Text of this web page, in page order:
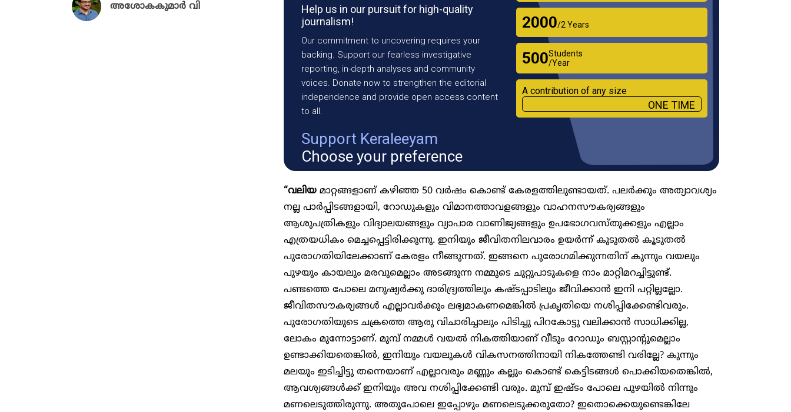
Help us in our pursuit for high-quality
journalism!
Our commitment to uncovering requires your
backing. Support our fearless investigative
reporting, in-depth analyses and community
voices. Donate now to strengthen the editorial
independence and provide open access content
to all.
Support Keraleeyam
Choose your preference
₹2000/2 Years
₹500Students
/Year
A contribution of any size
ONE TIME
“വലിയ മാറ്റങ്ങളാണ് കഴിഞ്ഞ 50 വർഷം കൊണ്ട് കേരളത്തിലുണ്ടായത്. പലർക്കും അത്യാവശ്യം
നല്ല പാർപ്പിടങ്ങളായി, റോഡുകളും വിമാനത്താവളങ്ങളും വാഹനസൗകര്യങ്ങളും
ആശുപത്രികളും വിദ്യാലയങ്ങളും വ്യാപാര വാണിജ്യങ്ങളും ഉപഭോ​ഗവസ്തുക്കളും എല്ലാം
എത്രയധികം മെച്ചപ്പെട്ടിരിക്കുന്നു. ഇനിയും ജീവിതനിലവാരം ഉയർന്ന് കുടുതൽ കൂടുതൽ
പുരോഗതിയിലേക്കാണ് കേരളം നീങ്ങുന്നത്. ഇങ്ങനെ പുരോ​ഗമിക്കുന്നതിന് കുന്നും വയലും
പുഴയും കായലും മരവുമെല്ലാം അ‍ടങ്ങുന്ന നമ്മുടെ ചുറ്റുപാടുകളെ നാം മാറ്റിമറച്ചിട്ടുണ്ട്.
പണ്ടത്തെ പോലെ മനുഷ്യർക്കു ദാരിദ്ര്യത്തിലും കഷ്ടപ്പാടിലും ജീവിക്കാൻ ഇനി പറ്റില്ലല്ലോ.
ജീവിതസൗകര്യങ്ങൾ എല്ലാവർക്കും ലഭ്യമാകണമെങ്കിൽ പ്രകൃതിയെ നശിപ്പിക്കേണ്ടിവരും.
പുരോ​ഗതിയുടെ ചക്രത്തെ ആരു വിചാരിച്ചാലും പിടിച്ചു പിറകോട്ടു വലിക്കാൻ സാധിക്കില്ല,
ലോകം മുന്നോട്ടാണ്. മുമ്പ് നമ്മൾ വയൽ നികത്തിയാണ് വീടും റോഡും ബസ്റ്റാന്റുമെല്ലാം
ഉണ്ടാക്കിയതെങ്കിൽ, ഇനിയും വയലുകൾ വികസനത്തിനായി നികത്തേണ്ടി വരില്ലേ? കുന്നും
മലയും ഇടിച്ചിട്ടു തന്നെയാണ് എല്ലാവരും മണ്ണും കല്ലും കൊണ്ട് കെട്ടിടങ്ങൾ പൊക്കിയതെങ്കിൽ,
ആവശ്യങ്ങൾക്ക് ഇനിയും അവ നശിപ്പിക്കേണ്ടി വരും. മുമ്പ് ഇഷ്ടം പോലെ പുഴയിൽ നിന്നും
മണലെടുത്തിരുന്നു. അതുപോലെ ഇപ്പോഴും മണലെടുക്കരുതോ? ഇതൊക്കെയുണ്ടെങ്കിലേ
അശോകകുമാർ വി